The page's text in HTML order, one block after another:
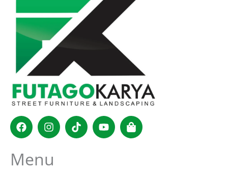
FacebookInstagram
TiktokYoutubeShopping-
bag
Menu